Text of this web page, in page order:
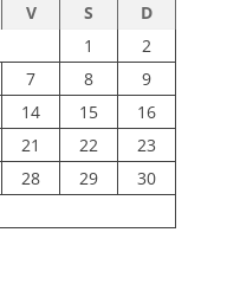
V S
D
1
2
7 8
9
14 15
16
21 22
23
28 29
30